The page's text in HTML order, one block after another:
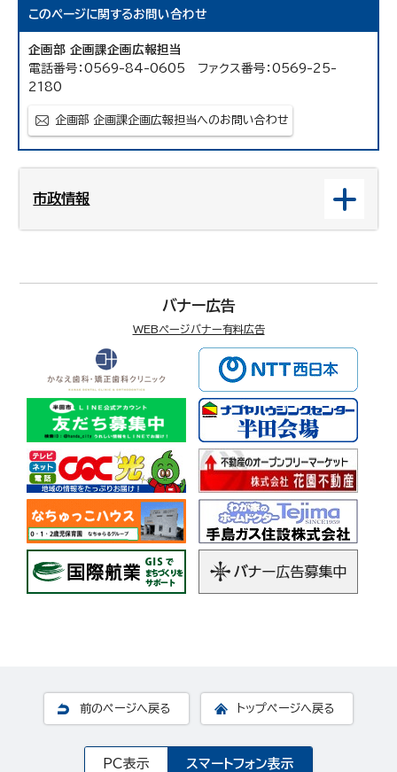
このページに関するお問い合わせ
企画部 企画課企画広報担当
電話番号：0569-84-0605 ファクス番号：0569-25-
2180
企画部 企画課企画広報担当へのお問い合わせ
市政情報
バナー広告
WEBページバナー有料広告
前のページへ戻る トップページへ戻る
PC表示 スマートフォン表示